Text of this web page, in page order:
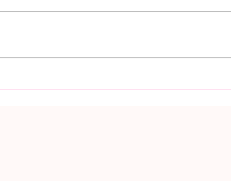
敏感肌的保養懶人包